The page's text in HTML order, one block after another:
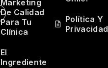
Marketing
De Calidad
Para Tu
Clínica
El
Ingrediente
Política Y
Privacidad